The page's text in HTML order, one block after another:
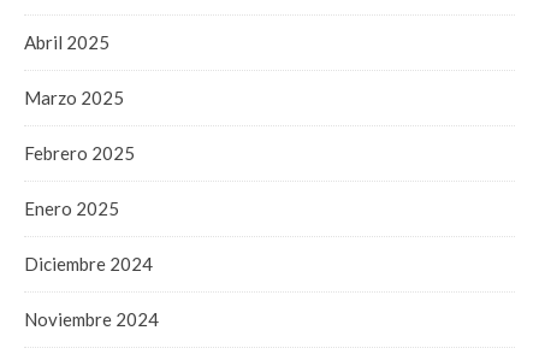
Abril 2025
Marzo 2025
Febrero 2025
Enero 2025
Diciembre 2024
Noviembre 2024